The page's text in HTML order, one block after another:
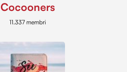
Cocooners
11.337 membri